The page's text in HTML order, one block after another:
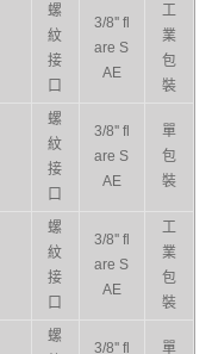
螺
紋
接
口
3/8'' fl
are S
AE
工
業
包
裝
螺
紋
接
口
3/8'' fl
are S
AE
單
包
裝
螺
紋
接
口
3/8'' fl
are S
AE
工
業
包
裝
螺
3/8'' fl 單